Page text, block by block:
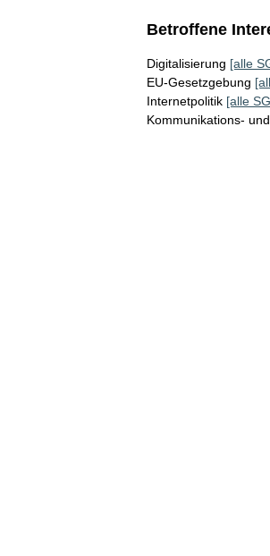
Betroffene
Digitalisierung [alle
EU-Gesetzgebung
Internetpolitik [alle
Kommunikations-